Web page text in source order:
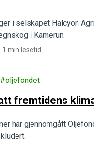
i selskapet Halcyon
i Kamerun.
1 min lesetid
oljefondet
fremtidens
har gjennomgått